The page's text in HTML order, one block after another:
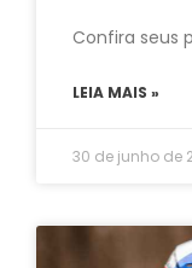
Confira seus
LEIA MAIS »
30 de junho de